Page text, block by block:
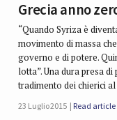
Grecia anno
“Quando Syriza è
movimento di massa
governo e di potere.
lotta”. Una dura presa
tradimento dei chierici
23 Luglio 2015 Read article